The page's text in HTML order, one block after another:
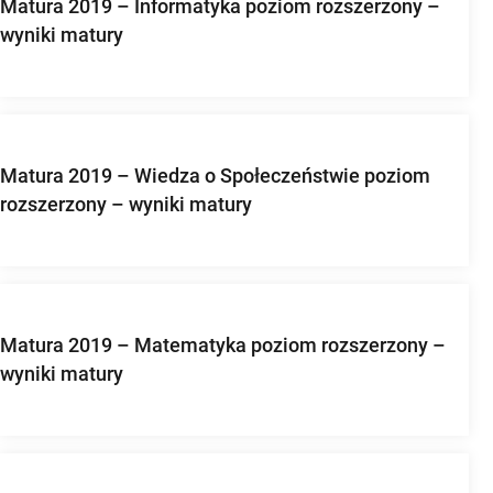
Matura 2019 – Informatyka poziom rozszerzony –
wyniki matury
Matura 2019 – Wiedza o Społeczeństwie poziom
rozszerzony – wyniki matury
Matura 2019 – Matematyka poziom rozszerzony –
wyniki matury